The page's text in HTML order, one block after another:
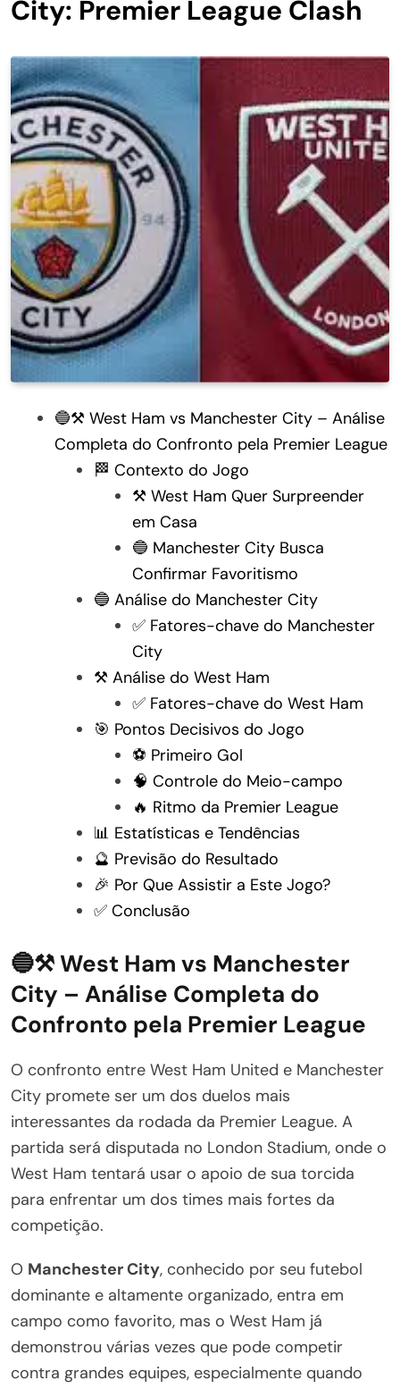
City: Premier League Clash
🔵⚒️ West Ham vs Manchester City – Análise
Completa do Confronto pela Premier League
🏁 Contexto do Jogo
⚒️ West Ham Quer Surpreender
em Casa
🔵 Manchester City Busca
Confirmar Favoritismo
🔵 Análise do Manchester City
✅ Fatores-chave do Manchester
City
⚒️ Análise do West Ham
✅ Fatores-chave do West Ham
🎯 Pontos Decisivos do Jogo
⚽ Primeiro Gol
🧠 Controle do Meio-campo
🔥 Ritmo da Premier League
📊 Estatísticas e Tendências
🔮 Previsão do Resultado
🎉 Por Que Assistir a Este Jogo?
✅ Conclusão
🔵⚒️ West Ham vs Manchester
City – Análise Completa do
Confronto pela Premier League
O confronto entre West Ham United e Manchester
City promete ser um dos duelos mais
interessantes da rodada da Premier League. A
partida será disputada no London Stadium, onde o
West Ham tentará usar o apoio de sua torcida
para enfrentar um dos times mais fortes da
competição.
O Manchester City, conhecido por seu futebol
dominante e altamente organizado, entra em
campo como favorito, mas o West Ham já
demonstrou várias vezes que pode competir
contra grandes equipes, especialmente quando